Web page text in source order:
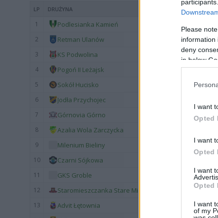
Please
information
deny
in below
I want
Opted
I want
Opted
I want
Opted
I want
of my
LP DRUŻYNA
1 Podlesianka Kamień
2 Retman Ulanów
3 KS Podwolina
4 Pogoń II Leżajsk
5 Sokół Hucisko
6 Jodła Przychojec
7 Górnovia Górno
8 Azalia Wola Zarczycka
9 Milenium Bieliny
10 Czarni Sójkowa
11 GKS Groble
12 Staromieszczanka Stare Miasto
13 Advit Łętownia